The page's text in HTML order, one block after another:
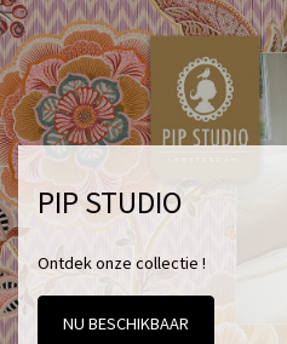
PIP STUDIO
Ontdek onze collectie !
NU BESCHIKBAAR